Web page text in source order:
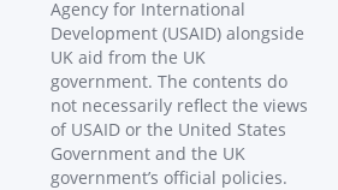
Agency for International
Development (USAID) alongside
UK aid from the UK
government. The contents do
not necessarily reflect the views
of USAID or the United States
Government and the UK
government’s official policies.